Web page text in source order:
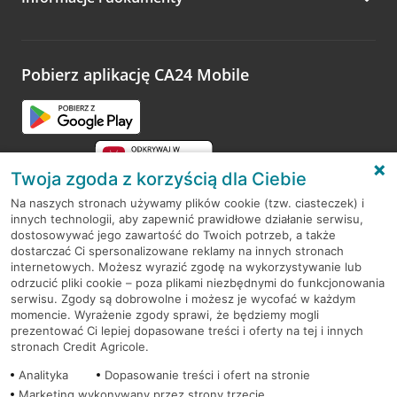
opinie.
Pobierz aplikację CA24 Mobile
RODO
Regulamin serwisu
Mapa serwisu
PolitykaCookies
Twoja zgoda z korzyścią dla Ciebie
Na naszych stronach używamy plików cookie (tzw. ciasteczek) i
innych technologii, aby zapewnić prawidłowe działanie serwisu,
dostosowywać jego zawartość do Twoich potrzeb, a także
dostarczać Ci spersonalizowane reklamy na innych stronach
internetowych. Możesz wyrazić zgodę na wykorzystywanie lub
odrzucić pliki cookie – poza plikami niezbędnymi do funkcjonowania
serwisu. Zgody są dobrowolne i możesz je wycofać w każdym
momencie. Wyrażenie zgody sprawi, że będziemy mogli
prezentować Ci lepiej dopasowane treści i oferty na tej i innych
stronach Credit Agricole.
Analityka
Dopasowanie treści i ofert na stronie